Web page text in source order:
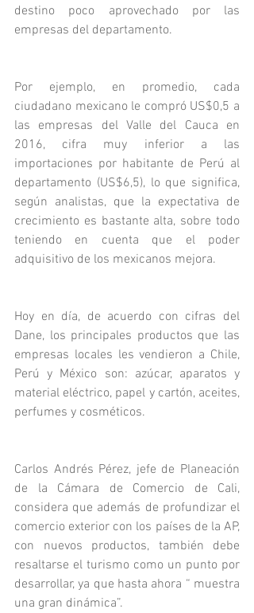
destino poco aprovechado por las
empresas del departamento.
Por ejemplo, en promedio, cada
ciudadano mexicano le compró US$0,5 a
las empresas del Valle del Cauca en
2016, cifra muy inferior a las
importaciones por habitante de Perú al
departamento (US$6,5), lo que significa,
según analistas, que la expectativa de
crecimiento es bastante alta, sobre todo
teniendo en cuenta que el poder
adquisitivo de los mexicanos mejora.
Hoy en día, de acuerdo con cifras del
Dane, los principales productos que las
empresas locales les vendieron a Chile,
Perú y México son: azúcar, aparatos y
material eléctrico, papel y cartón, aceites,
perfumes y cosméticos.
Carlos Andrés Pérez, jefe de Planeación
de la Cámara de Comercio de Cali,
considera que además de profundizar el
comercio exterior con los países de la AP,
con nuevos productos, también debe
resaltarse el turismo como un punto por
desarrollar, ya que hasta ahora “ muestra
una gran dinámica”.